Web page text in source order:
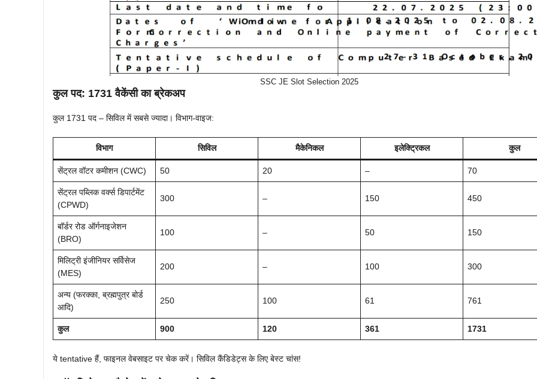
SSC JE Slot Selection 2025
कुल पद: 1731 वैकेंसी का ब्रेकअप
कुल 1731 पद – सिविल में सबसे ज्यादा। विभाग-वाइज:
विभाग सिविल मैकेनिकल इलेक्ट्रिकल कुल
सेंट्रल वॉटर कमीशन (CWC) 50 20 – 70
सेंट्रल पब्लिक वर्क्स डिपार्टमेंट
(CPWD)
300 – 150 450
बॉर्डर रोड ऑर्गनाइजेशन
(BRO)
100 – 50 150
मिलिट्री इंजीनियर सर्विसेज
(MES)
200 – 100 300
अन्य (फरक्का, ब्रह्मपुत्र बोर्ड
आदि)
250 100 61 761
कुल 900 120 361 1731
ये tentative हैं, फाइनल वेबसाइट पर चेक करें। सिविल कैंडिडेट्स के लिए बेस्ट चांस!